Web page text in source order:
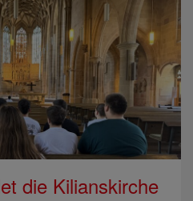
die Kilianskirche